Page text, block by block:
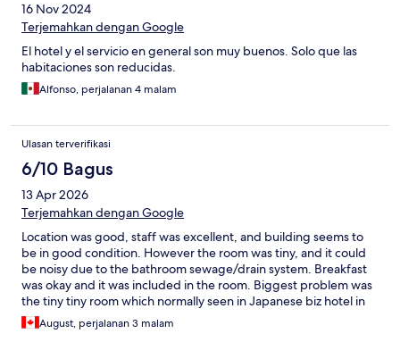
16 Nov 2024
Terjemahkan dengan Google
El hotel y el servicio en general son muy buenos. Solo que las
habitaciones son reducidas.
Alfonso, perjalanan 4 malam
Ulasan terverifikasi
6/10 Bagus
13 Apr 2026
Terjemahkan dengan Google
Location was good, staff was excellent, and building seems to
be in good condition. However the room was tiny, and it could
be noisy due to the bathroom sewage/drain system. Breakfast
was okay and it was included in the room. Biggest problem was
the tiny tiny room which normally seen in Japanese biz hotel in
big cities. But this was in Penang. In room 206, the split AC fan
blows directly to the bed, which make sleeping a big problem.
August, perjalanan 3 malam